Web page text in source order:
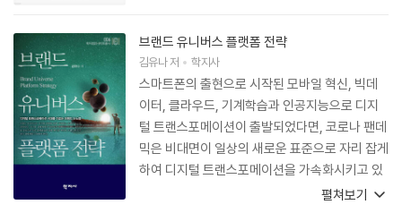
브랜드 유니버스 플랫폼 전략
김유나저 학지사
스마트폰의 출현으로 시작된 모바일 혁신, 빅데
이터, 클라우드, 기계학습과 인공지능으로 디지
털 트랜스포메이션이 출발되었다면, 코로나 팬데
믹은 비대면이 일상의 새로운 표준으로 자리 잡게
하여 디지털 트랜스포메이션을 가속화시키고 있
다. 이 책은 이러한 시대적 변화를 통찰력을 가지
펼쳐보기